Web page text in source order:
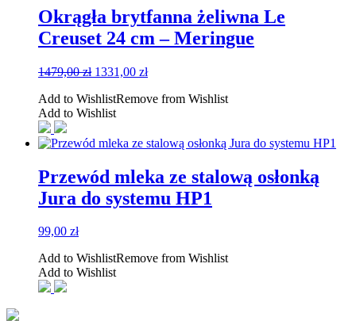
Okrągła brytfanna żeliwna Le
Creuset 24 cm – Meringue
1479,00zł Pierwotna
wynosiła:
1479,00 zł.
1331,00 złAktualna
wynosi:
Add to WishlistRemove from Wishlist
Add to Wishlist
Przewód mleka ze stalową osłonką
Jura do systemu HP1
99,00 zł
Add to WishlistRemove from Wishlist
Add to Wishlist